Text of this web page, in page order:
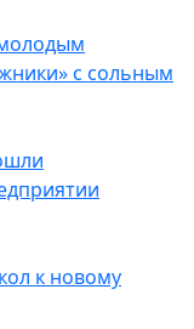
с сольным
к новому